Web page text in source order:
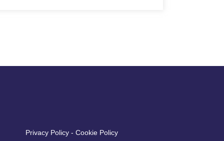
Privacy Policy - Cookie Policy